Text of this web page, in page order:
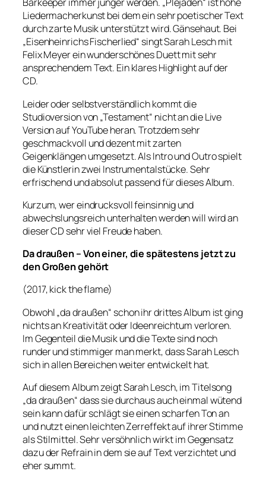
Barkeeper immer jünger werden. „Plejaden“ ist hohe
Liedermacherkunst bei dem ein sehr poetischer Text
durch zarte Musik unterstützt wird. Gänsehaut. Bei
„Eisenheinrichs Fischerlied“ singt Sarah Lesch mit
Felix Meyer ein wunderschönes Duett mit sehr
ansprechendem Text. Ein klares Highlight auf der
CD.
Leider oder selbstverständlich kommt die
Studioversion von „Testament“ nicht an die Live
Version auf YouTube heran. Trotzdem sehr
geschmackvoll und dezent mit zarten
Geigenklängen umgesetzt. Als Intro und Outro spielt
die Künstlerin zwei Instrumentalstücke. Sehr
erfrischend und absolut passend für dieses Album.
Kurzum, wer eindrucksvoll feinsinnig und
abwechslungsreich unterhalten werden will wird an
dieser CD sehr viel Freude haben.
Da draußen – Von einer, die spätestens jetzt zu
den Großen gehört
(2017, kick the flame)
Obwohl „da draußen“ schon ihr drittes Album ist ging
nichts an Kreativität oder Ideenreichtum verloren.
Im Gegenteil die Musik und die Texte sind noch
runder und stimmiger man merkt, dass Sarah Lesch
sich in allen Bereichen weiter entwickelt hat.
Auf diesem Album zeigt Sarah Lesch, im Titelsong
„da draußen“ dass sie durchaus auch einmal wütend
sein kann dafür schlägt sie einen scharfen Ton an
und nutzt einen leichten Zerreffekt auf ihrer Stimme
als Stilmittel. Sehr versöhnlich wirkt im Gegensatz
dazu der Refrain in dem sie auf Text verzichtet und
eher summt.